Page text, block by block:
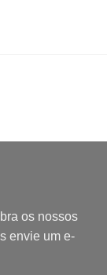
os nossos
envie um e-